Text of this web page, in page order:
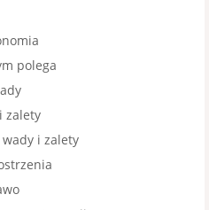
polega
zalety
i zalety